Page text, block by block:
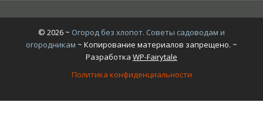
© 2026 ~ Огород без хлопот. Советы садоводам и
огородникам ~ Копирование материалов запрещено. ~
Разработка WP-Fairytale
Политика конфиденциальности